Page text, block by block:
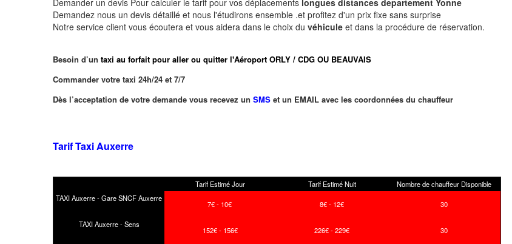
Demandez nous un devis détaillé et nous l'étudirons ensemble .et profitez d'un prix fixe sans surprise
Notre service client vous écoutera et vous aidera dans le choix du véhicule et dans la procédure de réservation.
Besoin d’un taxi au forfait pour aller ou quitter l'Aéroport ORLY / CDG OU BEAUVAIS
Commander votre taxi 24h/24 et 7/7
Dès l’acceptation de votre demande vous recevez un SMS et un EMAIL avec les coordonnées du chauffeur
Tarif Taxi Auxerre
Tarif Estimé Jour Tarif Estimé Nuit
Nombre de chauffeur Disponible
TAXI Auxerre - Gare SNCF Auxerre
7€ - 10€ 8€ - 12€ 30
TAXI Auxerre - Sens
152€ - 156€ 226€ - 229€ 30